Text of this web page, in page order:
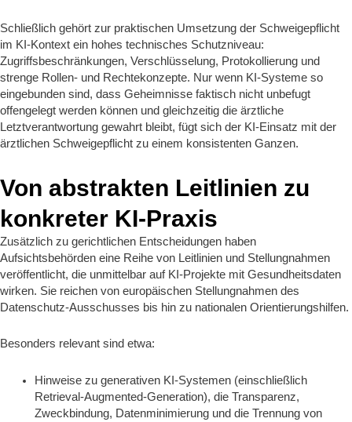
Schließlich gehört zur praktischen Umsetzung der Schweigepflicht
im KI‑Kontext ein hohes technisches Schutzniveau:
Zugriffsbeschränkungen, Verschlüsselung, Protokollierung und
strenge Rollen‑ und Rechtekonzepte. Nur wenn KI‑Systeme so
eingebunden sind, dass Geheimnisse faktisch nicht unbefugt
offengelegt werden können und gleichzeitig die ärztliche
Letztverantwortung gewahrt bleibt, fügt sich der KI‑Einsatz mit der
ärztlichen Schweigepflicht zu einem konsistenten Ganzen.
Von abstrakten Leitlinien zu
konkreter KI‑Praxis
Zusätzlich zu gerichtlichen Entscheidungen haben
Aufsichtsbehörden eine Reihe von Leitlinien und Stellungnahmen
veröffentlicht, die unmittelbar auf KI‑Projekte mit Gesundheitsdaten
wirken. Sie reichen von europäischen Stellungnahmen des
Datenschutz‑Ausschusses bis hin zu nationalen Orientierungshilfen.
Besonders relevant sind etwa:
Hinweise zu generativen KI‑Systemen (einschließlich
Retrieval‑Augmented‑Generation), die Transparenz,
Zweckbindung, Datenminimierung und die Trennung von